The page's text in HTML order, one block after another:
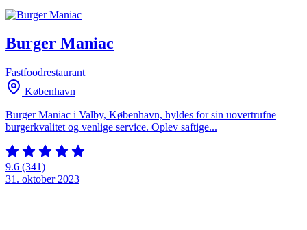
Burger Maniac
Fastfoodrestaurant
København
Burger Maniac i Valby, København, hyldes for sin uovertrufne
burgerkvalitet og venlige service. Oplev saftige...
9.6 (341)
31. oktober 2023